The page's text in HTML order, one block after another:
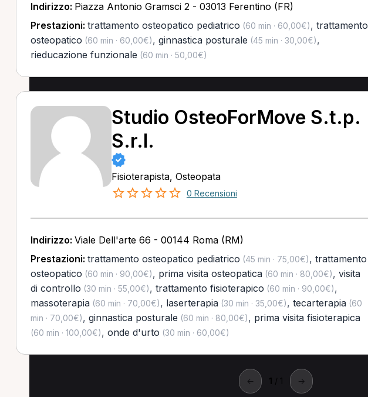
Indirizzo: Piazza Antonio Gramsci 2 - 03013 Ferentino (FR)
Prestazioni: trattamento osteopatico pediatrico (60 min · 60,00€), trattamento
osteopatico (60 min · 60,00€), ginnastica posturale (45 min · 30,00€),
rieducazione funzionale (60 min · 50,00€)
Studio OsteoForMove S.t.p.
S.r.l.
Fisioterapista, Osteopata
0 Recensioni
Indirizzo: Viale Dell'arte 66 - 00144 Roma (RM)
Prestazioni: trattamento osteopatico pediatrico (45 min · 75,00€), trattamento
osteopatico (60 min · 90,00€), prima visita osteopatica(60 min · 80,00€), visita
di controllo (30 min · 55,00€), trattamento fisioterapico (60 min · 90,00€),
massoterapia(60 min · 70,00€), laserterapia(30 min · 35,00€), tecarterapia(60
min · 70,00€), ginnastica posturale (60 min · 80,00€), prima visita fisioterapica
(60 min · 100,00€), onde d'urto (30 min · 60,00€)
← 1 / 1 →